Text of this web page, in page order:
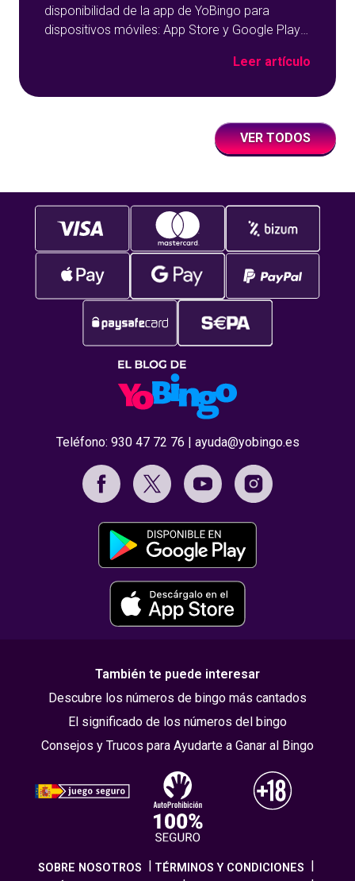
disponibilidad de la app de YoBingo para
dispositivos móviles: App Store y Google Play
Leer artículo
VER TODOS
Teléfono: 930 47 72 76 ayuda@yobingo.es
También te puede interesar
Descubre los números de bingo más cantados
El significado de los números del bingo
Consejos y Trucos para Ayudarte a Ganar al Bingo
SOBRE NOSOTROS
TÉRMINOS Y CONDICIONES